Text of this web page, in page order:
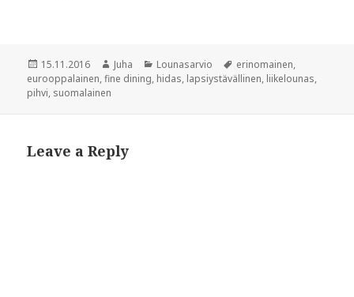
w
)
Posted
on
15.11.2016 Author
Juha Categories
Lounasarvio Tags
erinomainen,
eurooppalainen,fine dining, hidas, lapsiystävällinen, liikelounas,
pihvi, suomalainen
Leave a Reply